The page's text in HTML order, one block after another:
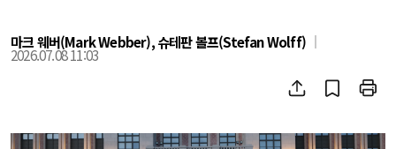
마크 웨버(Mark Webber), 슈테판 볼프(Stefan Wolff)
2026.07.08 11:03